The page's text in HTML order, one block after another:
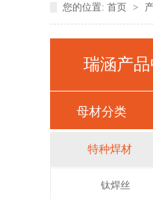
您的位置: 首页 >
瑞涵产
母材分类
特种焊材
钛焊丝